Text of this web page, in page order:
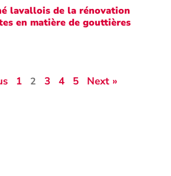
lavallois de la rénovation
en matière de gouttières
1 2 3 4 5 Next »